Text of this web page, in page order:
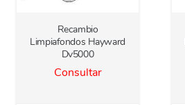
Recambio
Limpiafondos Hayward
Dv5000
Consultar